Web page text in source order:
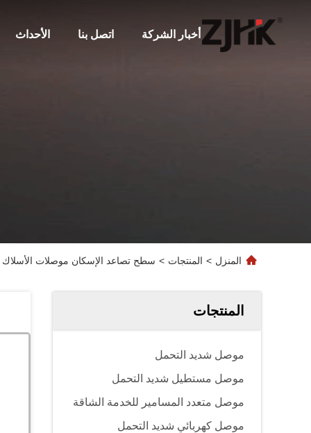
الأحداث اتصل بنا أخبار الشركة
المنزل > المنتجات > سطح تصاعد الإسكان موصلات الأسلاك
المنتجات
موصل شديد التحمل
موصل مستطيل شديد التحمل
موصل متعدد المسامير للخدمة الشاقة
موصل كهربائي شديد التحمل